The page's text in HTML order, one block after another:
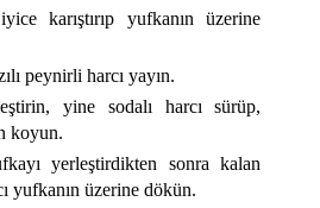
karıştırıp yufkanın üzerine
peynirli harcı yayın.
yine sodalı harcı sürüp,
koyun.
yerleştirdikten sonra kalan
yufkanın üzerine dökün.